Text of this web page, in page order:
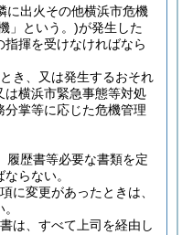
に出火その他横浜市危機
」という。)が発生した
揮を受けなければなら
き、又は発生するおそれ
横浜市緊急事態等対処
掌等に応じた危機管理
履歴書等必要な書類を定
らない。
に変更があったときは、
は、すべて上司を経由し